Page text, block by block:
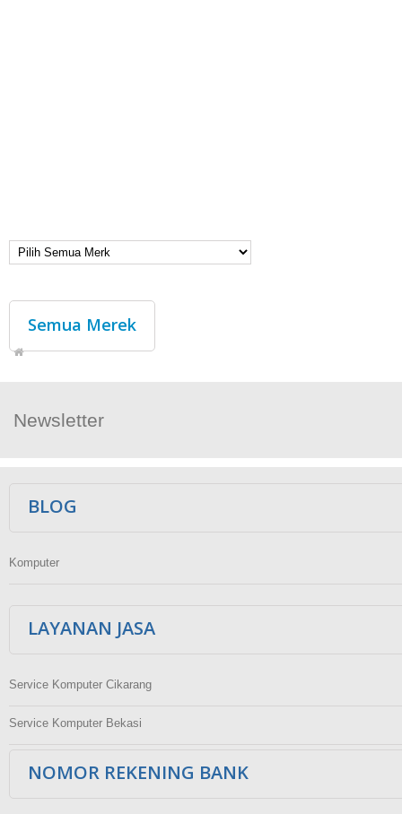
Semua Merek
Newsletter
BLOG
Komputer
LAYANAN JASA
Service Komputer Cikarang
Service Komputer Bekasi
NOMOR REKENING BANK